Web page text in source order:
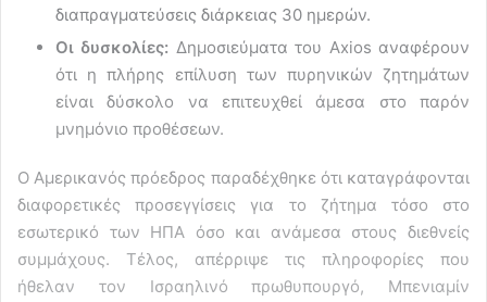
διαπραγματεύσεις διάρκειας 30 ημερών.
Οι δυσκολίες: Δημοσιεύματα του Axios αναφέρουν
ότι η πλήρης επίλυση των πυρηνικών ζητημάτων
είναι δύσκολο να επιτευχθεί άμεσα στο παρόν
μνημόνιο προθέσεων.
Ο Αμερικανός πρόεδρος παραδέχθηκε ότι καταγράφονται
διαφορετικές προσεγγίσεις για το ζήτημα τόσο στο
εσωτερικό των ΗΠΑ όσο και ανάμεσα στους διεθνείς
συμμάχους. Τέλος, απέρριψε τις πληροφορίες που
ήθελαν τον Ισραηλινό πρωθυπουργό, Μπενιαμίν